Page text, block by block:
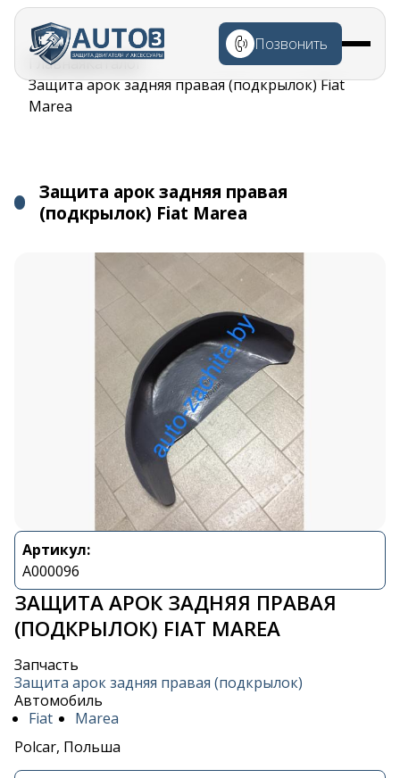
Перейти к
основному
содержанию
Позвонить
Строка
навигации
ГлавнаяКаталог
Защита арок задняя правая (подкрылок) Fiat
Marea
Защита арок задняя правая
(подкрылок) Fiat Marea
Артикул:
A000096
ЗАЩИТА АРОК ЗАДНЯЯ ПРАВАЯ
(ПОДКРЫЛОК) FIAT MAREA
Запчасть
Защита арок задняя правая (подкрылок)
Автомобиль
Fiat
Marea
Polcar, Польша